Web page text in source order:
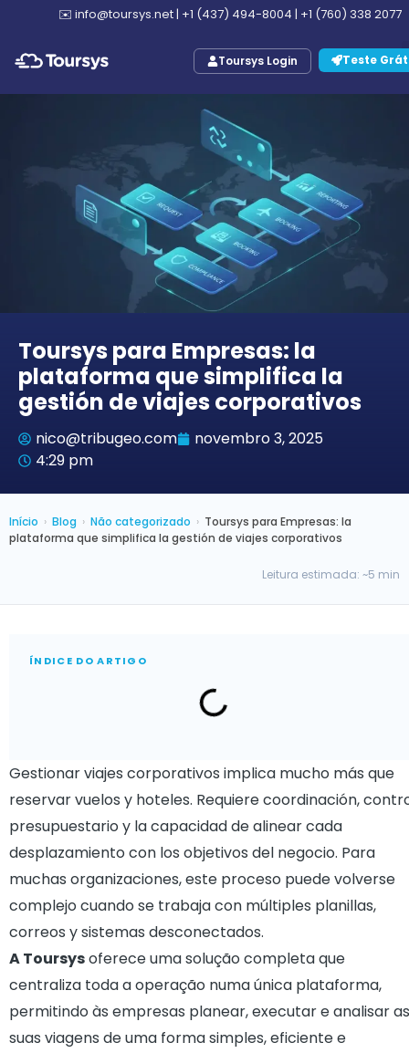
✉️ info@toursys.net| +1 (437) 494-8004 | +1 (760) 338 2077
Toursys Login Teste
Toursys para Empresas: la
plataforma que simplifica la
gestión de viajes corporativos
nico@tribugeo.com
novembro 3, 2025
4:29 pm
Início › Blog › Não categorizado › Toursys para Empresas: la
plataforma que simplifica la gestión de viajes corporativos
Leitura estimada: ~5 min
ÍNDICE DO ARTIGO
Gestionar viajes corporativos implica mucho más que
reservar vuelos y hoteles. Requiere coordinación,
presupuestario y la capacidad de alinear cada
desplazamiento con los objetivos del negocio. Para
muchas organizaciones, este proceso puede volverse
complejo cuando se trabaja con múltiples planillas,
correos y sistemas desconectados.
A Toursysoferece uma solução completa que
centraliza toda a operação numa única plataforma,
permitindo às empresas planear, executar e analisar as
suas viagens de uma forma simples, eficiente e